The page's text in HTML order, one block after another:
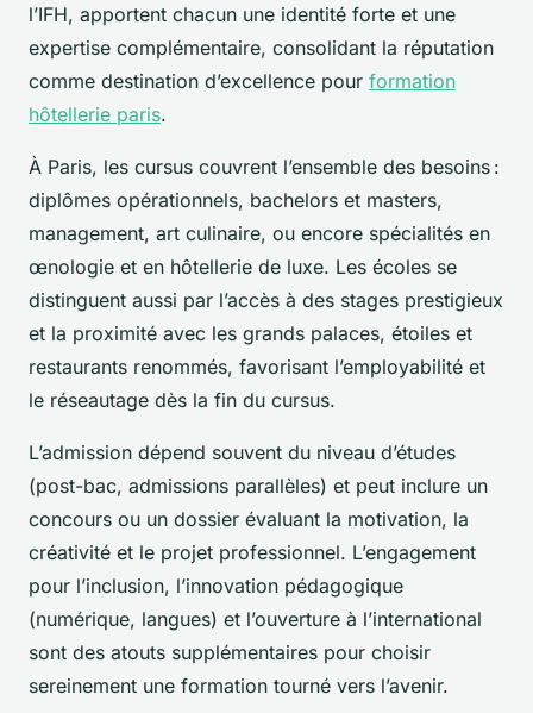
l’IFH, apportent chacun une identité forte et une
expertise complémentaire, consolidant la réputation
comme destination d’excellence pour formation
hôtellerie paris.
À Paris, les cursus couvrent l’ensemble des besoins :
diplômes opérationnels, bachelors et masters,
management, art culinaire, ou encore spécialités en
œnologie et en hôtellerie de luxe. Les écoles se
distinguent aussi par l’accès à des stages prestigieux
et la proximité avec les grands palaces, étoiles et
restaurants renommés, favorisant l’employabilité et
le réseautage dès la fin du cursus.
L’admission dépend souvent du niveau d’études
(post-bac, admissions parallèles) et peut inclure un
concours ou un dossier évaluant la motivation, la
créativité et le projet professionnel. L’engagement
pour l’inclusion, l’innovation pédagogique
(numérique, langues) et l’ouverture à l’international
sont des atouts supplémentaires pour choisir
sereinement une formation tourné vers l’avenir.